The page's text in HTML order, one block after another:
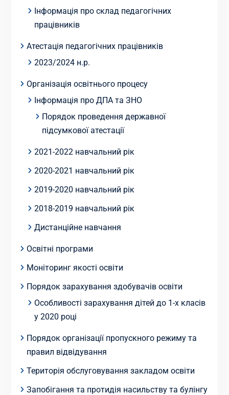
Інформація про склад педагогічних
працівників
Атестація педагогічних працівників
2023/2024 н.р.
Організація освітнього процесу
Інформація про ДПА та ЗНО
Порядок проведення державної
підсумкової атестації
2021-2022 навчальний рік
2020-2021 навчальний рік
2019-2020 навчальний рік
2018-2019 навчальний рік
Дистанційне навчання
Освітні програми
Моніторинг якості освіти
Порядок зарахування здобувачів освіти
Особливості зарахування дітей до 1-х класів
у 2020 році
Порядок організації пропускного режиму та
правил відвідування
Територія обслуговування закладом освіти
Запобігання та протидія насильству та булінгу